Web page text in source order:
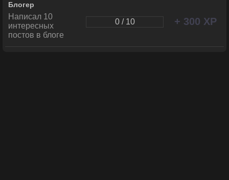
Блогер
Написал 10
интересных
постов в блоге
0 / 10 + 300 XP